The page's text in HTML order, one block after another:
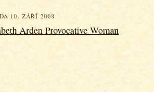
10. ZÁŘÍ 2008
Arden Provocative Woman